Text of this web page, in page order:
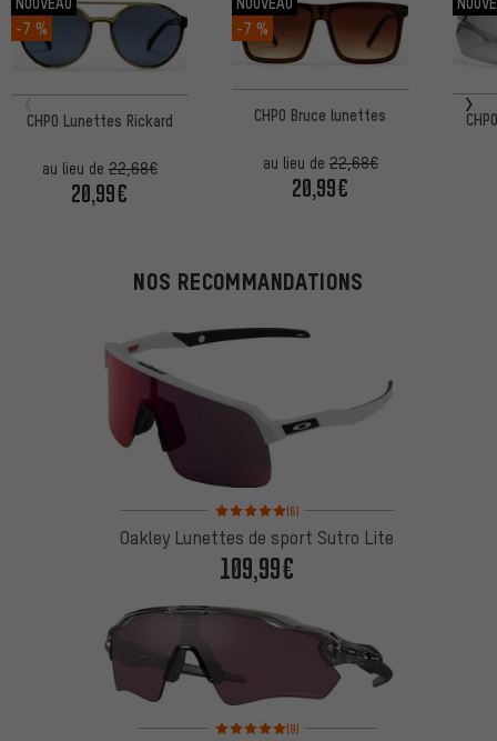
-7 %
CHPO Lunettes Rickard
au lieu de22,68€
20,99€
-7 %
CHPO Bruce lunettes
au lieu de 22,68€
20,99€
NOS RECOMMANDATIONS
Note moyenne : 5 sur 5 d'après 6 avis
(6)
Oakley Lunettes de sport Sutro Lite
109,99€
Note moyenne : 5 sur 5 d'après 9 avis
(9)